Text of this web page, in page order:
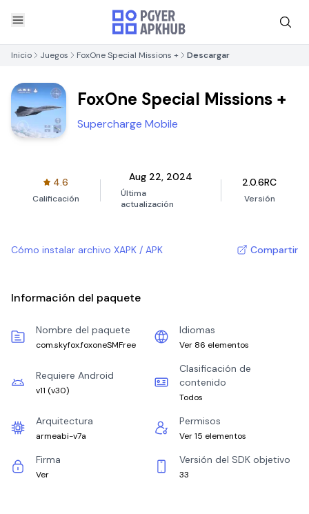
Inicio Juegos FoxOne Special Missions + Descargar
FoxOne Special Missions +
Supercharge Mobile
4.6
Calificación
Aug 22, 2024
Última
actualización
2.0.6RC
Versión
Cómo instalar archivo XAPK / APK Compartir
Información del paquete
Nombre del paquete
com.skyfox.foxoneSMFree
Idiomas
Ver 86 elementos
Requiere Android
v11 (v30)
Clasificación de
contenido
Todos
Arquitectura
armeabi-v7a
Permisos
Ver 15 elementos
Firma
Ver
Versión del SDK objetivo
33